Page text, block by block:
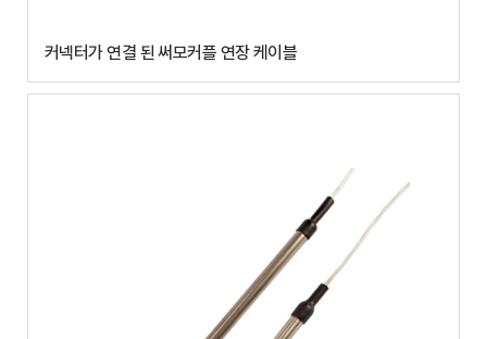
커넥터가 연결 된 써모커플 연장 케이블